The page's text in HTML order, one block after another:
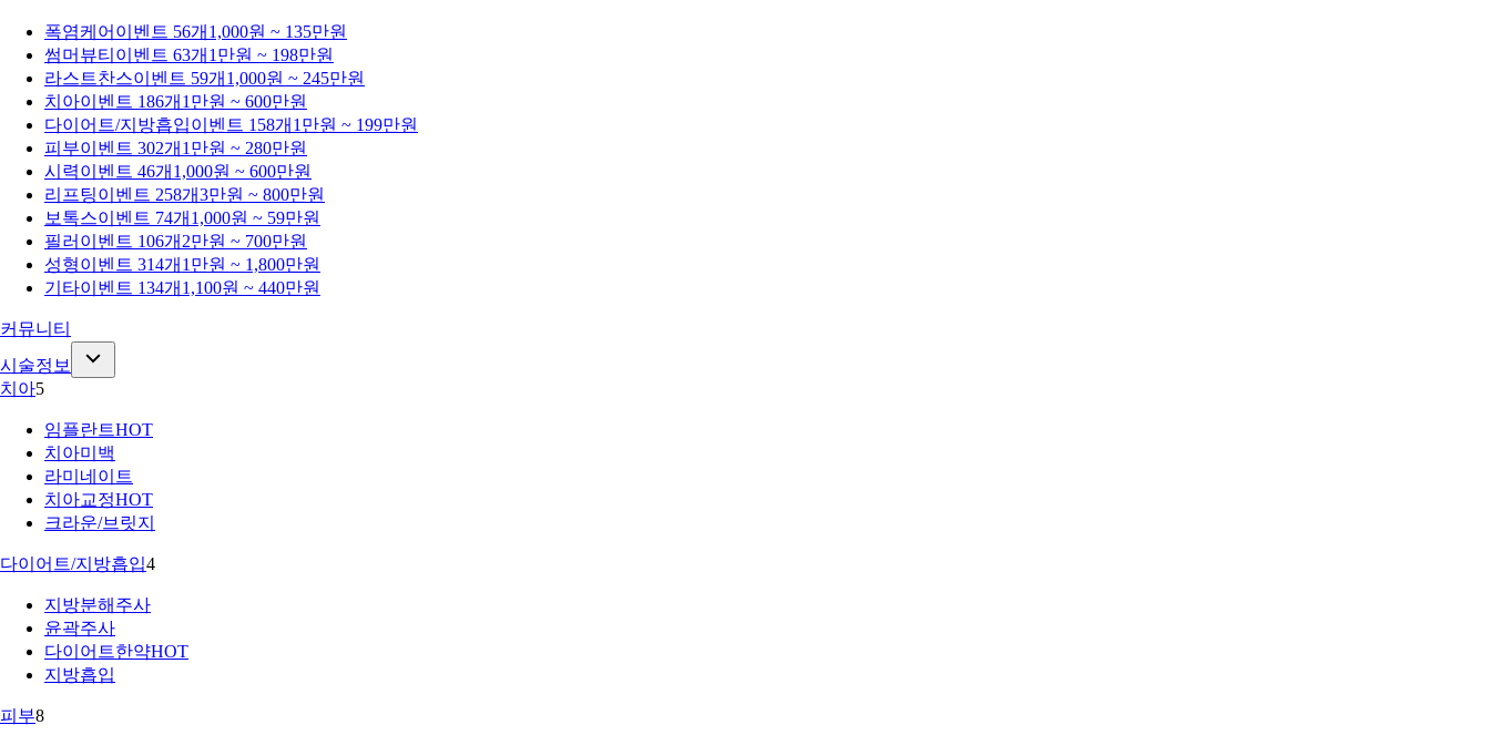
폭염케어 이벤트 56개 1,000원 ~ 135만원
썸머뷰티 이벤트 63개 1만원 ~ 198만원
라스트찬스이벤트 59개 1,000원 ~ 245만원
치아이벤트 186개 1만원 ~ 600만원
다이어트/지방흡입이벤트 158개 1만원 ~ 199만원
피부이벤트 302개 1만원 ~ 280만원
시력이벤트 46개 1,000원 ~ 600만원
리프팅이벤트 258개3만원 ~ 800만원
보톡스이벤트 74개 1,000원 ~ 59만원
필러 이벤트 106개 2만원 ~ 700만원
성형이벤트 314개 1만원 ~ 1,800만원
기타이벤트 134개 1,100원 ~ 440만원
커뮤니티
시술정보
치아5
임플란트HOT
치아미백
라미네이트
치아교정HOT
크라운/브릿지
다이어트/지방흡입4
지방분해주사
윤곽주사
다이어트한약HOT
지방흡입
피부8